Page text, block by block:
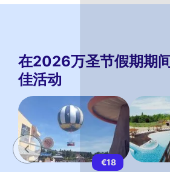
在2026万圣节假期期
佳活动
€18